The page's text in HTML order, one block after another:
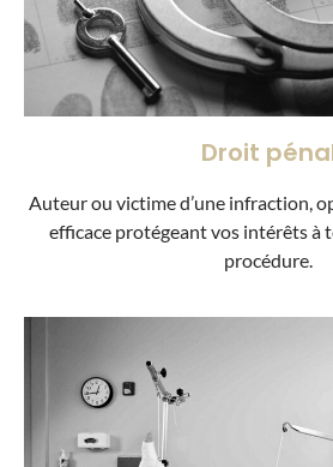
Droit
Auteur ou victime d’une infraction,
efficace protégeant vos intérêts à
procédure.